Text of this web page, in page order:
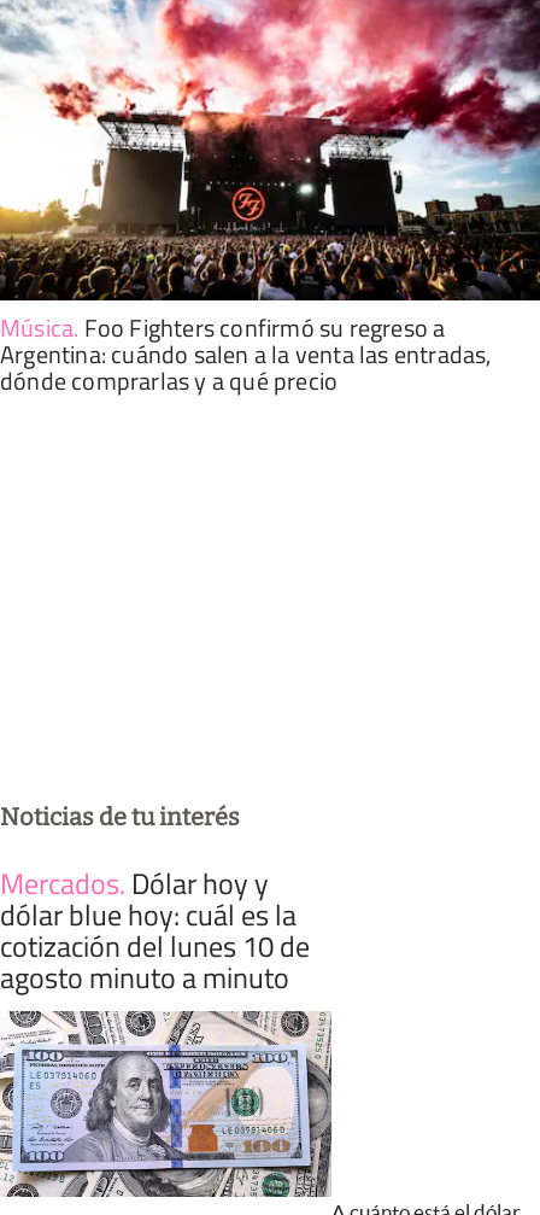
Música. Foo Fighters confirmó su regreso a
Argentina: cuándo salen a la venta las entradas,
dónde comprarlas y a qué precio
Noticias de tu interés
Mercados. Dólar hoy y
dólar blue hoy: cuál es la
cotización del lunes 10 de
agosto minuto a minuto